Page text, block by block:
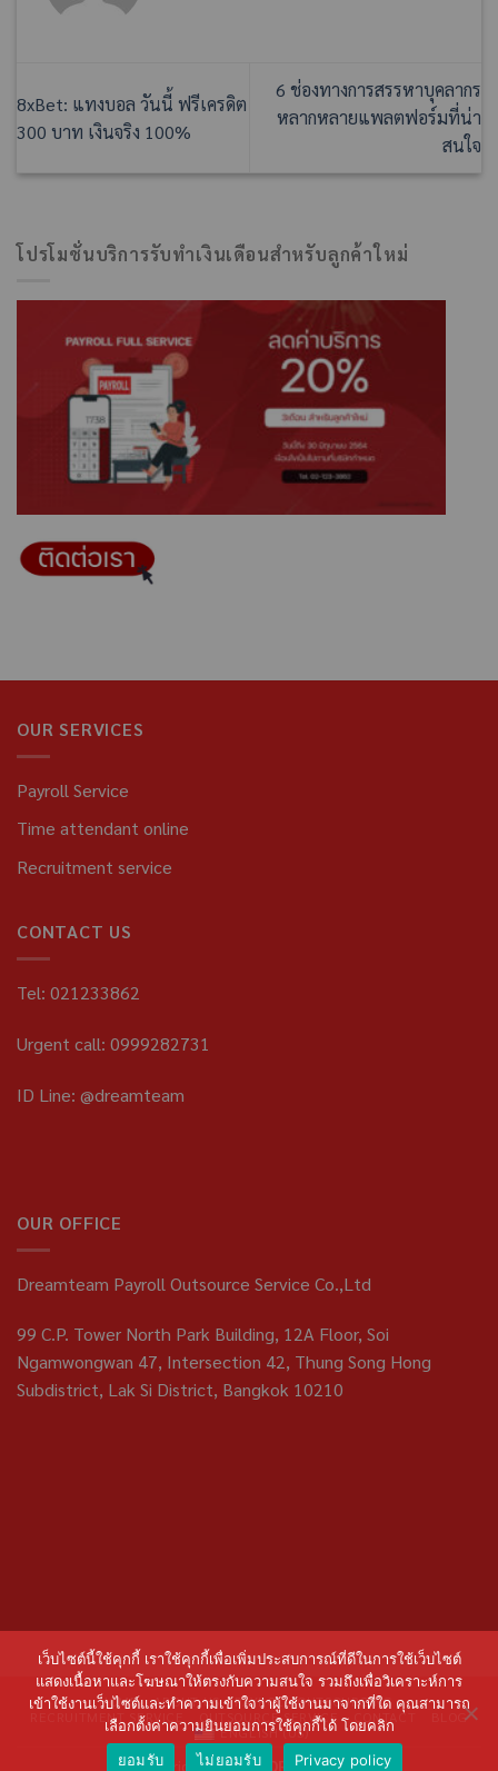
8xBet: แทงบอล วันนี้ ฟรีเครดิต
300 บาท เงินจริง 100%
6 ช่องทางการสรรหาบุคลากร
หลากหลายแพลตฟอร์มที่น่า
สนใจ
โปรโมชั่นบริการรับทำเงินเดือนสำหรับลูกค้าใหม่
OUR SERVICES
Payroll Service
Time attendant online
Recruitment service
CONTACT US
Tel: 021233862
Urgent call: 0999282731
ID Line: @dreamteam
OUR OFFICE
Dreamteam Payroll Outsource Service Co.,Ltd
99 C.P. Tower North Park Building, 12A Floor, Soi
Ngamwongwan 47, Intersection 42, Thung Song Hong
Subdistrict, Lak Si District, Bangkok 10210
HOME ABOUT US
PAYROLL OUTSOURCING
RECRUITMENT SERVICE
OUTSOURCE SERVICE CONTACT
BLOG
ENGLISH (US)
Copyright 2026 © DREAMTEAM
เว็บไซต์นี้ใช้คุกกี้ เราใช้คุกกี้เพื่อเพิ่มประสบการณ์ที่ดีในการใช้เว็บไซต์
แสดงเนื้อหาและโฆษณาให้ตรงกับความสนใจ รวมถึงเพื่อวิเคราะห์การ
เข้าใช้งานเว็บไซต์และทำความเข้าใจว่าผู้ใช้งานมาจากที่ใด คุณสามารถ
เลือกตั้งค่าความยินยอมการใช้คุกกี้ได้ โดยคลิก
ยอมรับ
ไม่ยอมรับ Privacy policy